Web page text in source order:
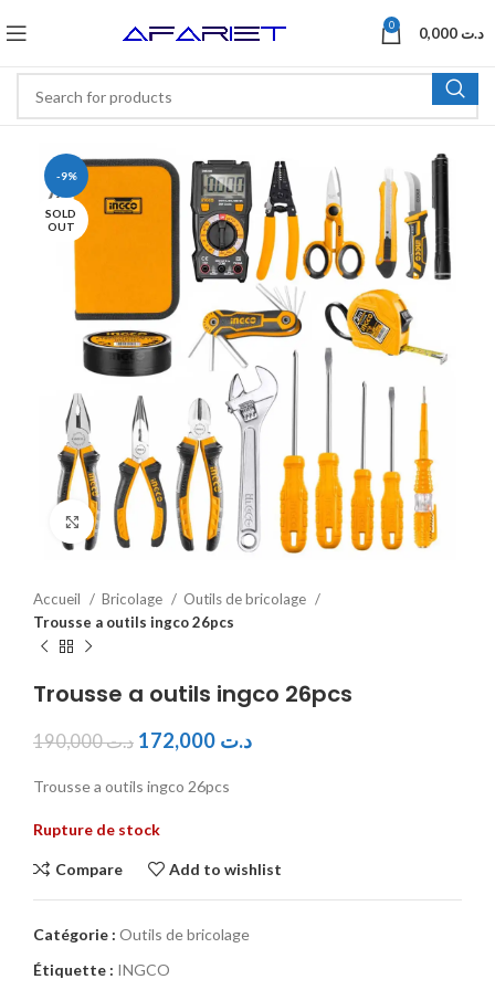
0 د.ت
-9%
SOLD
OUT
Click to enlarge
Accueil Bricolage
Outils de bricolage
Trousse a outils ingco 26pcs
Trousse a outils ingco 26pcs
د.ت190,000 د.ت
Trousse a outils ingco 26pcs
Rupture de stock
Compare Add to wishlist
Catégorie : Outils de bricolage
Étiquette : INGCO